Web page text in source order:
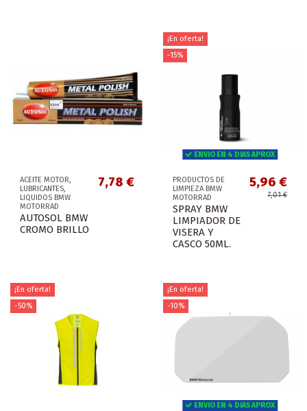
ACEITE MOTOR,
LUBRICANTES,
LIQUIDOS BMW
MOTORRAD
AUTOSOL BMW
CROMO BRILLO
7,78 €
¡En oferta!
-15%
ENVIO EN 4 DIAS APROX
PRODUCTOS DE
LIMPIEZA BMW
MOTORRAD
SPRAY BMW
LIMPIADOR DE
VISERA Y
CASCO 50ML.
5,96 €
7,01 €
¡En oferta!
-50%
¡En oferta!
-10%
ENVIO EN 4 DIAS APROX